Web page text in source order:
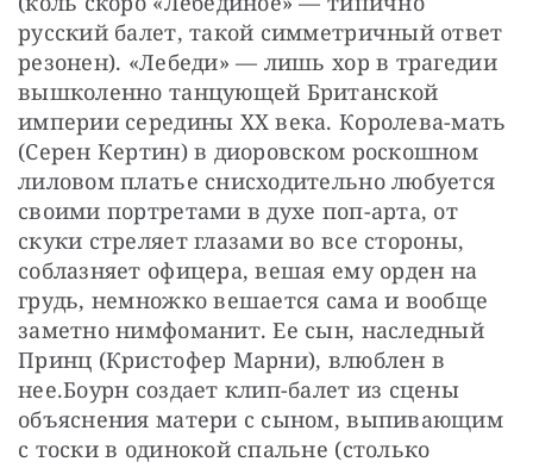
русский балет, такой симметричный ответ
резонен). «Лебеди» — лишь хор в трагедии
вышколенно танцующей Британской
империи середины ХХ века. Королева-мать
(Серен Кертин) в диоровском роскошном
лиловом платье снисходительно любуется
своими портретами в духе поп-арта, от
скуки стреляет глазами во все стороны,
соблазняет офицера, вешая ему орден на
грудь, немножко вешается сама и вообще
заметно нимфоманит. Ее сын, наследный
Принц (Кристофер Марни), влюблен в
нее.Боурн создает клип-балет из сцены
объяснения матери с сыном, выпивающим
с тоски в одинокой спальне (столько